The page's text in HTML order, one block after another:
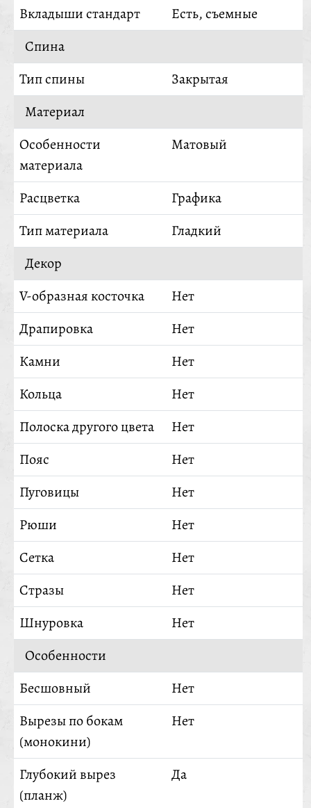
Вкладыши стандарт
Есть, съемные
Спина
Тип спины
Закрытая
Материал
Особенности
материала
Матовый
Расцветка
Графика
Тип материала
Гладкий
Декор
V-образная косточка
Нет
Драпировка
Нет
Камни
Нет
Кольца
Нет
Полоска другого цвета
Нет
Пояс
Нет
Пуговицы
Нет
Рюши
Нет
Сетка
Нет
Стразы
Нет
Шнуровка
Нет
Особенности
Бесшовный
Нет
Вырезы по бокам
(монокини)
Нет
Глубокий вырез
(планж)
Да